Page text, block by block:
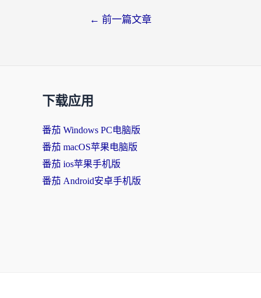
← 前一篇文章
下载应用
番茄 Windows PC电脑版
番茄 macOS苹果电脑版
番茄 ios苹果手机版
番茄 Android安卓手机版